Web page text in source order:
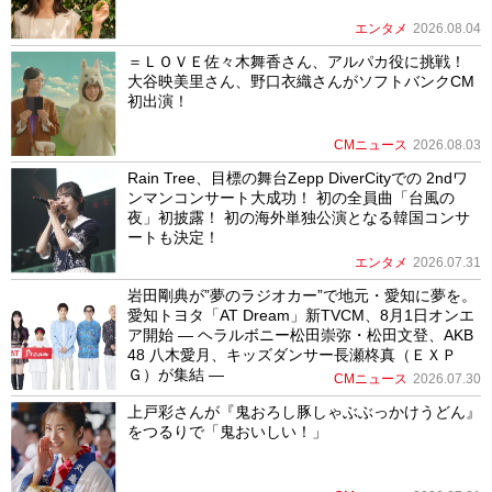
エンタメ 2026.08.04
＝ＬＯＶＥ佐々木舞香さん、アルパカ役に挑戦！
大谷映美里さん、野口衣織さんがソフトバンクCM
初出演！
CMニュース 2026.08.03
Rain Tree、目標の舞台Zepp DiverCityでの 2ndワ
ンマンコンサート大成功！ 初の全員曲「台風の
夜」初披露！ 初の海外単独公演となる韓国コンサ
ートも決定！
エンタメ 2026.07.31
岩田剛典が”夢のラジオカー”で地元・愛知に夢を。
愛知トヨタ「AT Dream」新TVCM、8月1日オンエ
ア開始 ― ヘラルボニー松田崇弥・松田文登、AKB
48 八木愛月、キッズダンサー長瀬柊真（ＥＸＰ
Ｇ）が集結 ―
CMニュース 2026.07.30
上戸彩さんが『鬼おろし豚しゃぶぶっかけうどん』
をつるりで「鬼おいしい！」